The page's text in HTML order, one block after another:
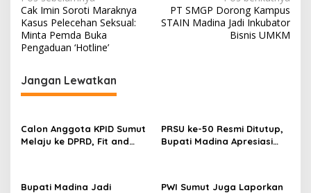
pos
Cak Imin Soroti Maraknya
Kasus Pelecehan Seksual:
Minta Pemda Buka
Pengaduan ‘Hotline’
PT SMGP Dorong Kampus
STAIN Madina Jadi Inkubator
Bisnis UMKM
Jangan Lewatkan
Calon Anggota KPID Sumut
Melaju ke DPRD, Fit and
PRSU ke-50 Resmi Ditutup,
Bupati Madina Apresiasi
Bupati Madina Jadi
PWI Sumut Juga Laporkan